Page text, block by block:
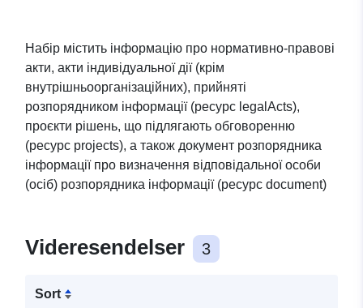
інформації, проекти
рішень, що підлягають
обговоренню, а також
документ розпорядника
інформації про
визначення особи (осіб)
відповідальних за
оприлюднення відкритих
даних
Набір містить інформацію про нормативно-правові
акти, акти індивідуальної дії (крім
внутрішньоорганізаційних), прийняті
розпорядником інформації (ресурс legalActs),
проєкти рішень, що підлягають обговоренню
(ресурс projects), а також документ розпорядника
інформації про визначення відповідальної особи
(осіб) розпорядника інформації (ресурс document)
Videresendelser 3
Sort